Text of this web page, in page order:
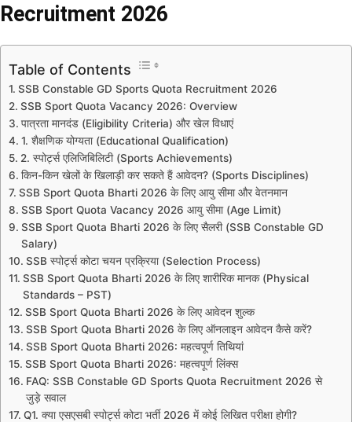
Recruitment 2026
Table of Contents
SSB Constable GD Sports Quota Recruitment 2026
SSB Sport Quota Vacancy 2026: Overview
पात्रता मानदंड (Eligibility Criteria) और खेल विधाएं
1. शैक्षणिक योग्यता (Educational Qualification)
2. स्पोर्ट्स एलिजिबिलिटी (Sports Achievements)
किन-किन खेलों के खिलाड़ी कर सकते हैं आवेदन? (Sports Disciplines)
SSB Sport Quota Bharti 2026 के लिए आयु सीमा और वेतनमान
SSB Sport Quota Vacancy 2026 आयु सीमा (Age Limit)
SSB Sport Quota Bharti 2026 के लिए सैलरी (SSB Constable GD
Salary)
SSB स्पोर्ट्स कोटा चयन प्रक्रिया (Selection Process)
SSB Sport Quota Bharti 2026 के लिए शारीरिक मानक (Physical
Standards – PST)
SSB Sport Quota Bharti 2026 के लिए आवेदन शुल्क
SSB Sport Quota Bharti 2026 के लिए ऑनलाइन आवेदन कैसे करें?
SSB Sport Quota Bharti 2026: महत्वपूर्ण तिथियां
SSB Sport Quota Bharti 2026: महत्वपूर्ण लिंक्स
FAQ: SSB Constable GD Sports Quota Recruitment 2026 से
जुड़े सवाल
Q1. क्या एसएसबी स्पोर्ट्स कोटा भर्ती 2026 में कोई लिखित परीक्षा होगी?